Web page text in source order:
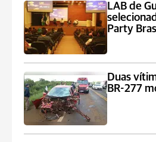
LAB de
Party
Duas
BR-277